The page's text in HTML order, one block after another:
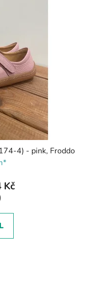
4) - pink, Froddo
Kč